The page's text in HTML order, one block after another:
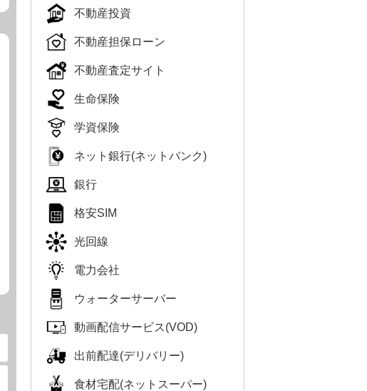
不動産投資
不動産担保ローン
不動産査定サイト
生命保険
学資保険
ネット銀行(ネットバンク)
銀行
格安SIM
光回線
電力会社
ウォーターサーバー
動画配信サービス(VOD)
出前配達(デリバリー)
食材宅配(ネットスーパー)